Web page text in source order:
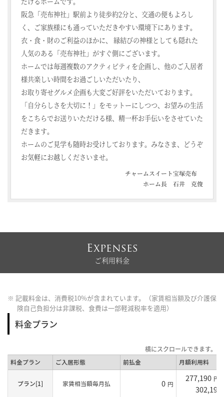
阪急「売布神社」駅前より徒歩約2分と、交通の便もよろし
く、ご家族様にも通っていただきやすい環境下にあります。
衣・食・財のご利益のほかに、 縁結びの神様としても隠れた
人気のある「売布神社」がすぐ側にございます。
ホームでは毎週複数のアクティビティを企画し、他のご入居者
様共楽しい時間をお過ごしいただいたり、
お取り寄せグルメ企画も大変ご好評をいただいております。
「自分らしさを大切に！」をモットーにしつつ、お望みの生活
をこちらでお送りいただける様、精一杯お手伝いをさせていた
だきます。
ホームのご見学も随時お受けしております。みなさま、どうぞ
お気軽にお越しくださいませ。
チャームスイート宝塚売布
ホーム長 石井 克俊
Expenses
ご利用料金
※ 記載料金は、消費税10%が含まれています。（家賃相当額及び介護保
険自己負担分は非課税、食費は一部軽減税率を適用）
料金プラン
料金プラン ご入居形態 前払金 月額利用料
プラン[1] 家賃相当額毎月払 0 円
277,190 円
302,190